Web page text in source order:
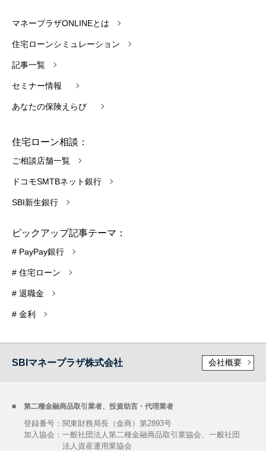
マネープラザONLINEとは
住宅ローンシミュレーション
記事一覧
セミナー情報
あなたの保険えらび
住宅ローン相談：
ご相談店舗一覧
ドコモSMTBネット銀行
SBI新生銀行
ピックアップ記事テーマ：
# PayPay銀行
# 住宅ローン
# 退職金
# 金利
SBIマネープラザ株式会社 会社概要
第二種金融商品取引業者、投資助言・代理業者
登録番号：関東財務局長（金商）第2893号
加入協会： 一般社団法人第二種金融商品取引業協会、一般社団
法人資産運用業協会